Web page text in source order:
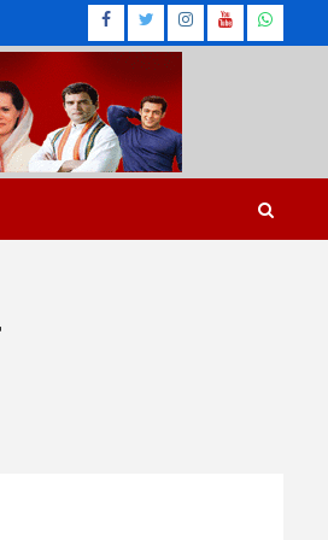
Facebook
Twitter
Instagram